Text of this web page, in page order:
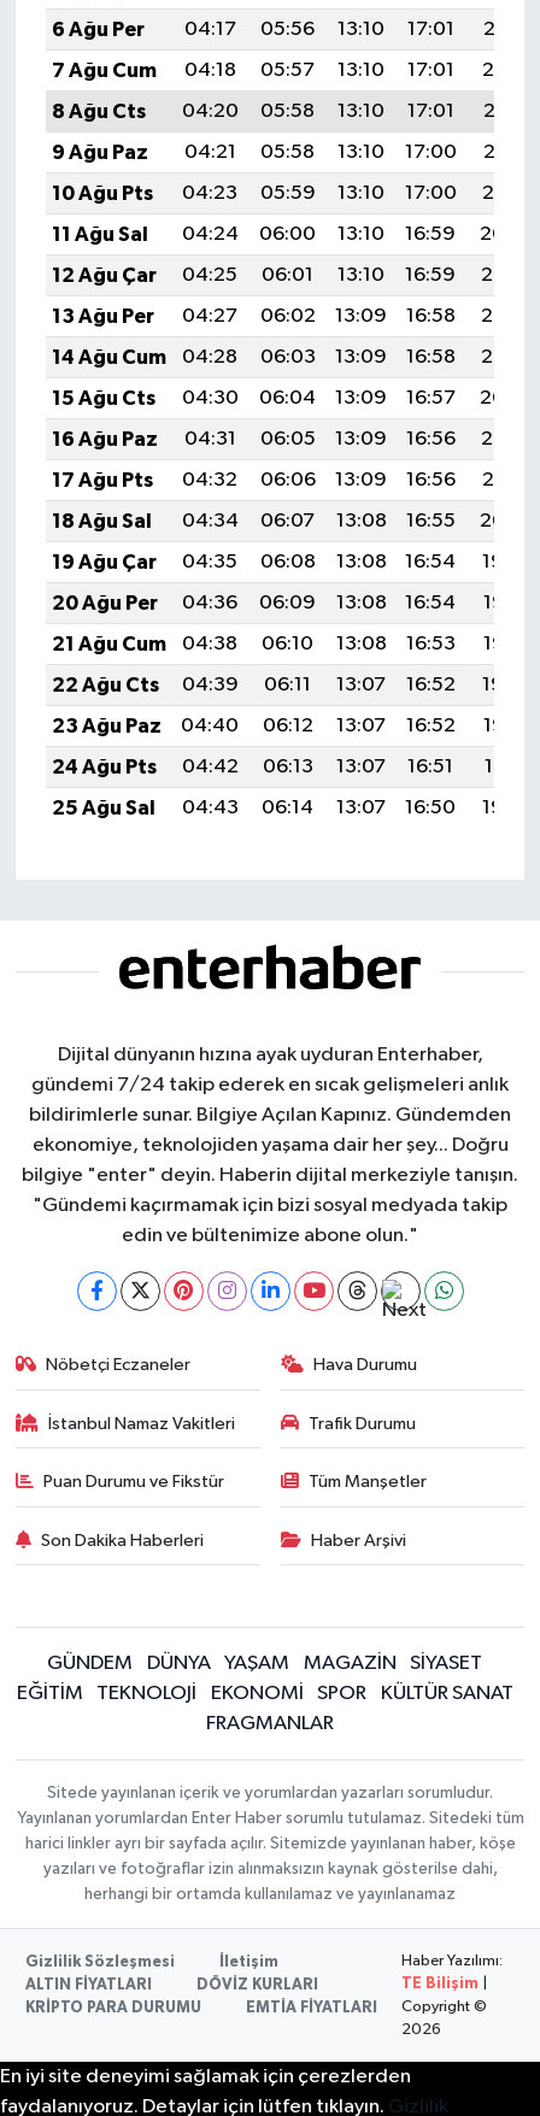
6 Ağu Per
04:17 05:56 13:10 17:01
20:15
7 Ağu Cum
04:18 05:57 13:10 17:01
20:14
8 Ağu Cts
04:20 05:58 13:10 17:01
20:13
9 Ağu Paz
04:21 05:58 13:10 17:00
20:12
10 Ağu Pts
04:23 05:59 13:10 17:00
20:10
11 Ağu Sal
04:24 06:00 13:10 16:59
20:09
12 Ağu Çar
04:25 06:01 13:10 16:59
20:08
13 Ağu Per
04:27 06:02 13:09 16:58
20:07
14 Ağu Cum
04:28 06:03 13:09 16:58
20:05
15 Ağu Cts
04:30 06:04 13:09 16:57
20:04
16 Ağu Paz
04:31 06:05 13:09 16:56
20:03
17 Ağu Pts
04:32 06:06 13:09 16:56
20:01
18 Ağu Sal
04:34 06:07 13:08 16:55
20:00
19 Ağu Çar
04:35 06:08 13:08 16:54
19:59
20 Ağu Per
04:36 06:09 13:08 16:54
19:57
21 Ağu Cum
04:38 06:10 13:08 16:53
19:56
22 Ağu Cts
04:39 06:11 13:07 16:52
19:54
23 Ağu Paz
04:40 06:12 13:07 16:52
19:53
24 Ağu Pts
04:42 06:13 13:07 16:51
19:51
25 Ağu Sal
04:43 06:14 13:07 16:50 19:50
Dijital dünyanın hızına ayak uyduran Enterhaber,
gündemi 7/24 takip ederek en sıcak gelişmeleri anlık
bildirimlerle sunar. Bilgiye Açılan Kapınız. Gündemden
ekonomiye, teknolojiden yaşama dair her şey... Doğru
bilgiye "enter" deyin. Haberin dijital merkeziyle tanışın.
"Gündemi kaçırmamak için bizi sosyal medyada takip
edin ve bültenimize abone olun."
Nöbetçi Eczaneler Hava Durumu
İstanbul Namaz Vakitleri Trafik Durumu
Puan Durumu ve Fikstür Tüm Manşetler
Son Dakika Haberleri Haber Arşivi
GÜNDEM DÜNYA YAŞAM MAGAZİN
SİYASET
EĞİTİM
TEKNOLOJİ EKONOMİ SPOR
KÜLTÜR SANAT
FRAGMANLAR
Sitede yayınlanan içerik ve yorumlardan yazarları sorumludur.
Yayınlanan yorumlardan Enter Haber sorumlu tutulamaz. Sitedeki tüm
harici linkler ayrı bir sayfada açılır. Sitemizde yayınlanan haber, köşe
yazıları ve fotoğraflar izin alınmaksızın kaynak gösterilse dahi,
herhangi bir ortamda kullanılamaz ve yayınlanamaz
Gizlilik Sözleşmesi
İletişim
ALTIN FİYATLARI
DÖVİZ KURLARI
KRİPTO PARA DURUMU
EMTİA FİYATLARI
Haber Yazılımı:
TE Bilişim
Copyright ©
2026
En iyi site deneyimi sağlamak için çerezlerden
faydalanıyoruz. Detaylar için lütfen tıklayın. Gizlilik